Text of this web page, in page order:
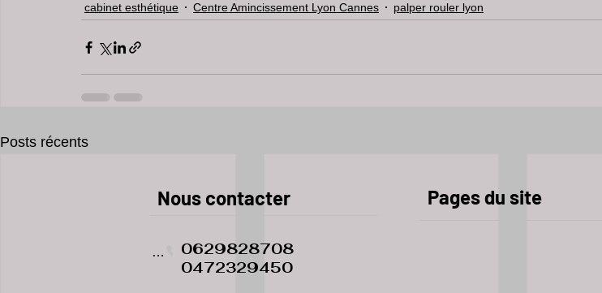
cabinet esthétique Centre Amincissement Lyon Cannes palper rouler lyon
Posts récents
​​​Nous contacter Pages du site
Phone 0629828708
0472329450